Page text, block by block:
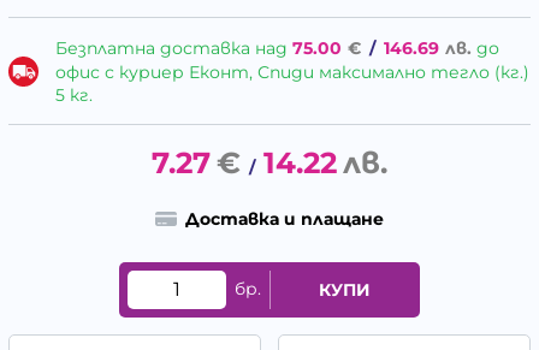
Безплатна доставка над 75.00 € / 146.69 лв. до
офис с куриер Еконт, Спиди максимално тегло (кг.)
5 кг.
7.27€ / 14.22лв.
Доставка и плащане
бр. КУПИ